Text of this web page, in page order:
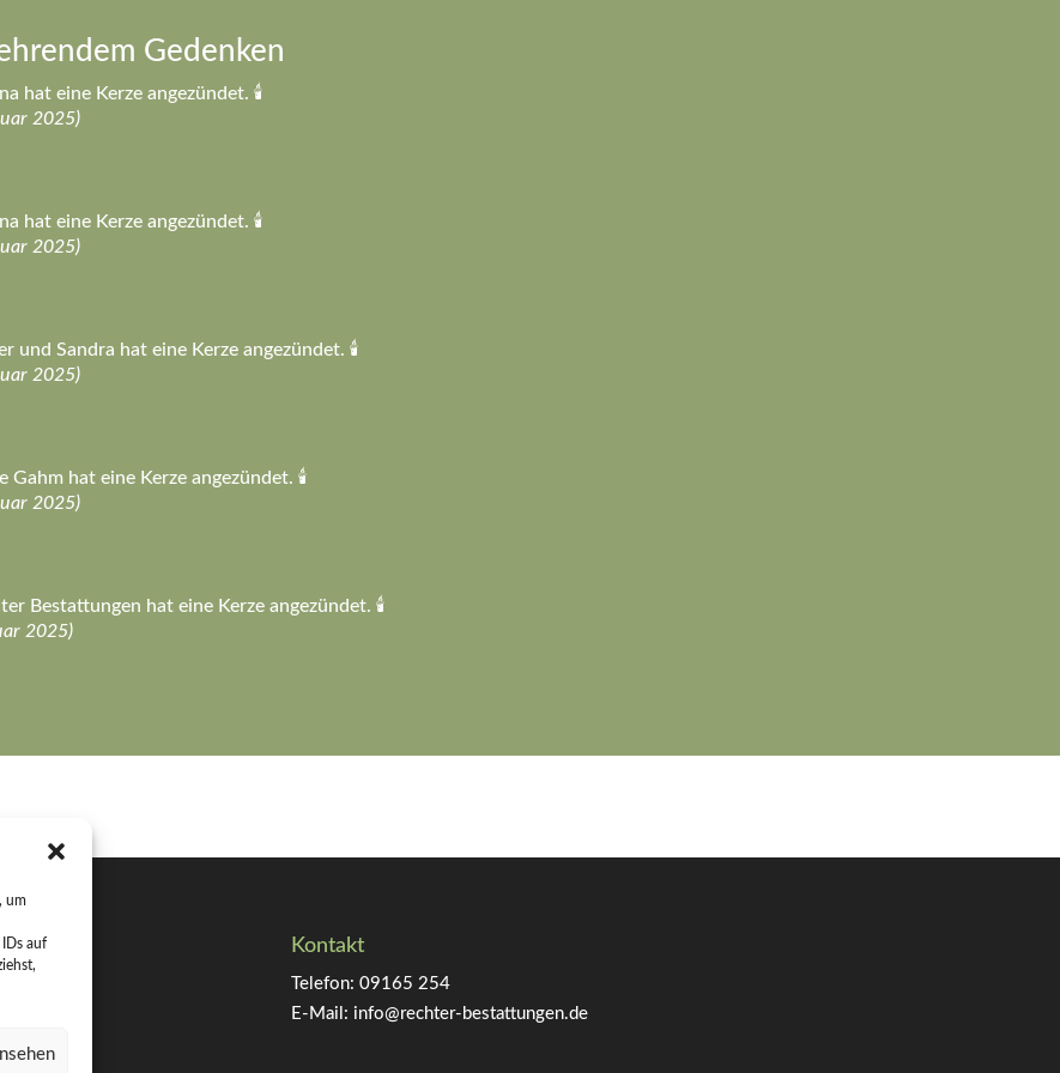
um
auf
Gedenken
hat eine Kerze angezündet. 🕯️
2025)
hat eine Kerze angezündet. 🕯️
2025)
und Sandra hat eine Kerze angezündet. 🕯️
2025)
Gahm hat eine Kerze angezündet. 🕯️
2025)
Bestattungen hat eine Kerze angezündet. 🕯️
2025)
Kontakt
Telefon: 09165 254
E-Mail: info@rechter-bestattungen.de